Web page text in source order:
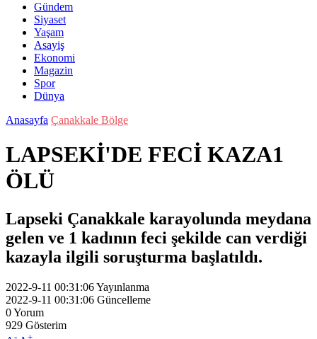
Gündem
Siyaset
Yaşam
Asayiş
Ekonomi
Magazin
Spor
Dünya
Anasayfa Çanakkale Bölge
LAPSEKİ'DE FECİ KAZA1
ÖLÜ
Lapseki Çanakkale karayolunda meydana
gelen ve 1 kadının feci şekilde can verdiği
kazayla ilgili soruşturma başlatıldı.
2022-9-11 00:31:06Yayınlanma
2022-9-11 00:31:06 Güncelleme
0Yorum
929 Gösterim